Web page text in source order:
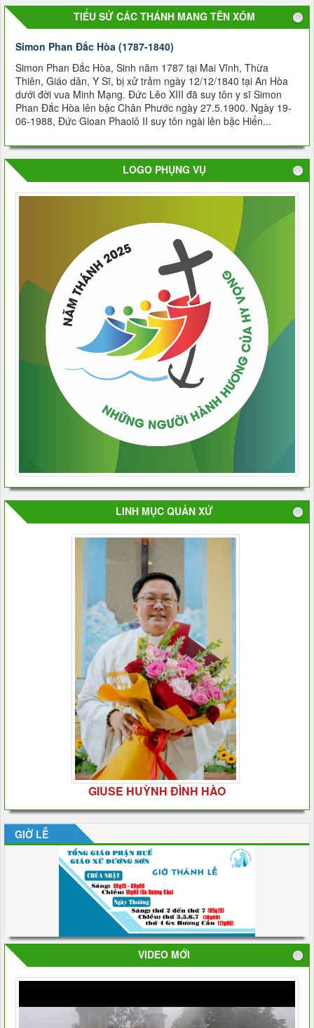
TIỂU SỬ CÁC THÁNH MANG TÊN XÓM
Simon Phan Ðắc Hòa (1787-1840)
Simon Phan Ðắc Hòa, Sinh năm 1787 tại Mai Vĩnh, Thừa
Thiên, Giáo dân, Y Sĩ, bị xử trảm ngày 12/12/1840 tại An Hòa
dưới đời vua Minh Mạng. Đức Lêo XIII đã suy tôn y sĩ Simon
Phan Đắc Hòa lên bậc Chân Phước ngày 27.5.1900. Ngày 19-
06-1988, Đức Gioan Phaolô II suy tôn ngài lên bậc Hiển...
LOGO PHỤNG VỤ
LINH MỤC QUẢN XỨ
GIUSE HUỲNH ĐÌNH HÀO
GIỜ LỄ
VIDEO MỚI